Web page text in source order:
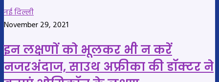
नई दिल्ली
November 29, 2021
इन लक्षणों को भूलकर भी न करें
नजरअंदाज, साउथ अफ्रीका की डॉक्टर ने